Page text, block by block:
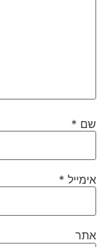
שם*
אימייל*
אתר